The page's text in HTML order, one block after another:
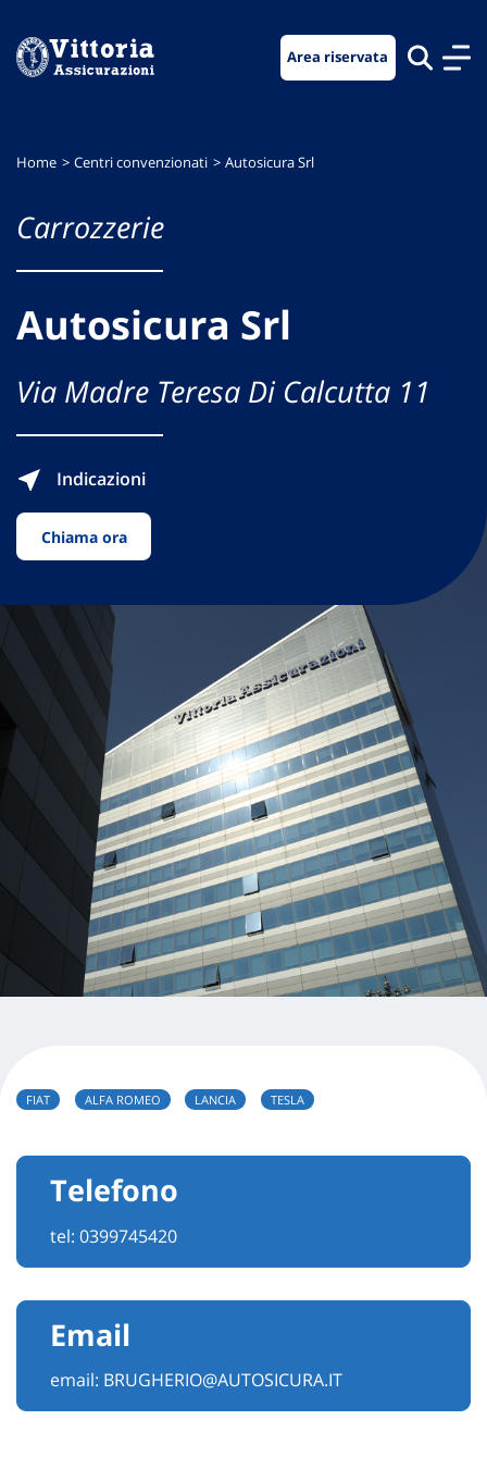
menu
contenuto
footer
Area riservata
Home Centri convenzionati Autosicura Srl
Carrozzerie
Autosicura Srl
Via Madre Teresa Di Calcutta 11
Indicazioni
Chiama ora
FIAT ALFA ROMEO LANCIA TESLA
Telefono
tel: 0399745420
Email
email: BRUGHERIO@AUTOSICURA.IT